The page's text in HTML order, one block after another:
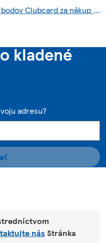
Podmienky akcie „Dvojnásobok bodov Clubcard za nákup so službou Scan & Shop“
kladené
adresu?
nás Stránka